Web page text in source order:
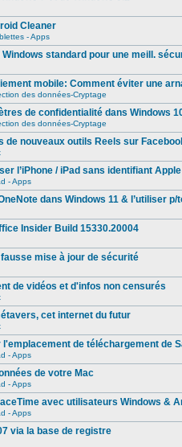
Cleaner
- Apps
standard pour une meill.
mobile: Comment éviter une
des données-Cryptage
de confidentialité dans Windows
des données-Cryptage
de nouveaux outils Reels sur
l’iPhone / iPad sans identifiant Apple
- Apps
dans Windows 11 & l’utiliser p/
Insider Build 15330.20004
mise à jour de sécurité
de vidéos et d'infos non censurés
cet internet du futur
de téléchargement de
- Apps
de votre Mac
- Apps
avec utilisateurs Windows &
- Apps
via la base de registre